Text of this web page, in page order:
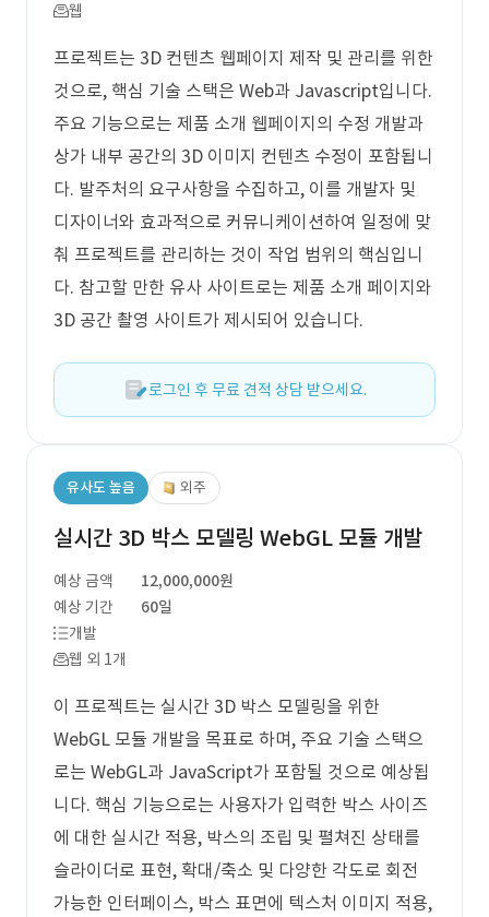
웹
프로젝트는 3D 컨텐츠 웹페이지 제작 및 관리를 위한
것으로, 핵심 기술 스택은 Web과 Javascript입니다.
주요 기능으로는 제품 소개 웹페이지의 수정 개발과
상가 내부 공간의 3D 이미지 컨텐츠 수정이 포함됩니
다. 발주처의 요구사항을 수집하고, 이를 개발자 및
디자이너와 효과적으로 커뮤니케이션하여 일정에 맞
춰 프로젝트를 관리하는 것이 작업 범위의 핵심입니
다. 참고할 만한 유사 사이트로는 제품 소개 페이지와
3D 공간 촬영 사이트가 제시되어 있습니다.
로그인 후 무료 견적 상담 받으세요.
유사도 높음 외주
실시간 3D 박스 모델링 WebGL 모듈 개발
예상 금액
12,000,000원
예상 기간
60일
개발
웹 외 1개
이 프로젝트는 실시간 3D 박스 모델링을 위한
WebGL 모듈 개발을 목표로 하며, 주요 기술 스택으
로는 WebGL과 JavaScript가 포함될 것으로 예상됩
니다. 핵심 기능으로는 사용자가 입력한 박스 사이즈
에 대한 실시간 적용, 박스의 조립 및 펼쳐진 상태를
슬라이더로 표현, 확대/축소 및 다양한 각도로 회전
가능한 인터페이스, 박스 표면에 텍스처 이미지 적용,